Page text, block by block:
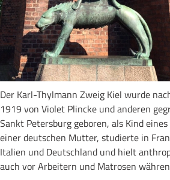
Der Karl-Thylmann Zweig Kiel wurde
1919 von Violet Plincke und anderen
Sankt Petersburg geboren, als Kind
einer deutschen Mutter, studierte in
Italien und Deutschland und hielt
auch vor Arbeitern und Matrosen